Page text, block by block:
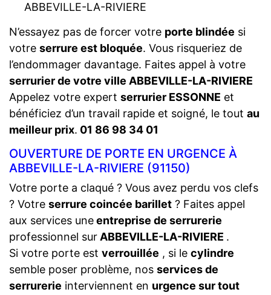
ABBEVILLE-LA-RIVIERE
N’essayez pas de forcer votre porte blindée si
votre serrure est bloquée. Vous risqueriez de
l’endommager davantage. Faites appel à votre
serrurier de votre ville ABBEVILLE-LA-RIVIERE
Appelez votre expert serrurier ESSONNE et
bénéficiez d’un travail rapide et soigné, le tout au
meilleur prix. 01 86 98 34 01
OUVERTURE DE PORTE EN URGENCE À
ABBEVILLE-LA-RIVIERE (91150)
Votre porte a claqué ? Vous avez perdu vos clefs
? Votre serrure coincée barillet ? Faites appel
aux services uneentreprise de serrurerie
professionnel surABBEVILLE-LA-RIVIERE .
Si votre porte est verrouillée , si le cylindre
semble poser problème, nos services de
serrurerie interviennent en urgence sur tout